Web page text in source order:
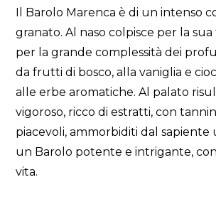
Il Barolo Marenca è di un intenso
granato. Al naso colpisce per la
per la grande complessità dei
da frutti di bosco, alla vaniglia e
alle erbe aromatiche. Al palato
vigoroso, ricco di estratti, con
piacevoli, ammorbiditi dal sapiente
un Barolo potente e intrigante,
vita.